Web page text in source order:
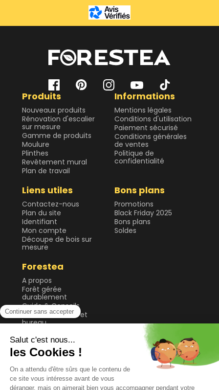
Produits
Nouveaux produits
Rénovation d'escalier
sur mesure
Gamme de produits
Moulure
Plinthes
Revêtement mural
Plan de travail
Informations
Mentions légales
Conditions d'utilisation
Paiement sécurisé
Conditions générales
de ventes
Politique de
confidentialité
Liens utiles
Contactez-nous
Plan du site
Identifiant
Mon compte
Découpe de bois sur
mesure
Bons plans
Promotions
Black Friday 2025
Bons plans
Soldes
Forestea
A propos
Forêt gérée
durablement
Guide & Conseils
Plateau de table et
bureau
Tablette et étagère
Tasseau, planche et
lame